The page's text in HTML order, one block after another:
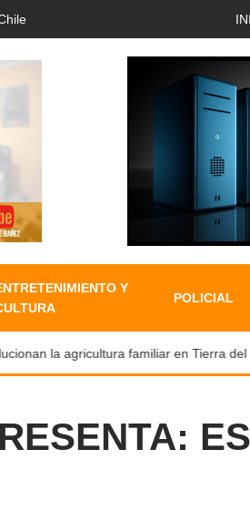
Y
POLICIAL
la agricultura familiar en Tierra del